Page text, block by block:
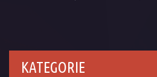
KATEGORIE